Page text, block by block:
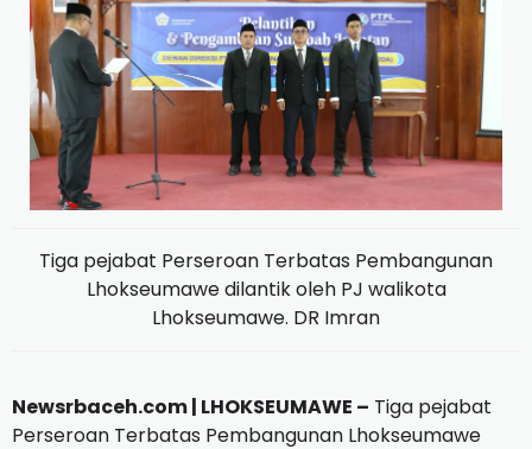
Tiga pejabat Perseroan Terbatas Pembangunan
Lhokseumawe dilantik oleh PJ walikota
Lhokseumawe. DR Imran
Newsrbaceh.com | LHOKSEUMAWE – Tiga pejabat
Perseroan Terbatas Pembangunan Lhokseumawe